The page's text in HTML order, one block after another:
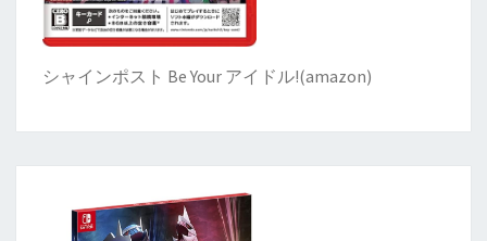
シャインポスト Be Your アイドル!(amazon)